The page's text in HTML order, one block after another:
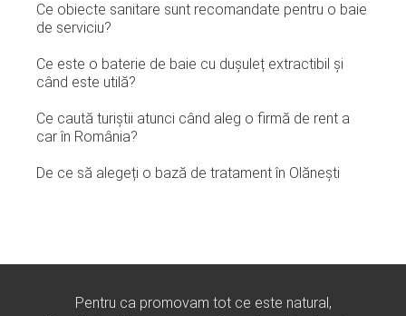
Ce obiecte sanitare sunt recomandate pentru o baie
de serviciu?
Ce este o baterie de baie cu dușuleț extractibil și
când este utilă?
Ce caută turiștii atunci când aleg o firmă de rent a
car în România?
De ce să alegeți o bază de tratament în Olănești
Pentru ca promovam tot ce este natural,